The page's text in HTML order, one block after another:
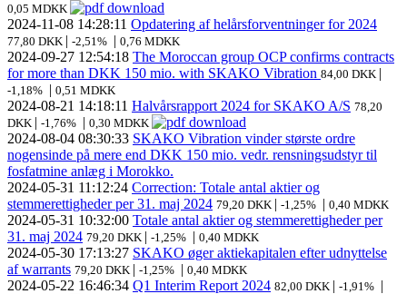
0,05 MDKK
2024-11-08 14:28:11 Opdatering af helårsforventninger for 2024
77,80 DKK | -2,51% | 0,76 MDKK
2024-09-27 12:54:18 The Moroccan group OCP confirms contracts
for more than DKK 150 mio. with SKAKO Vibration 84,00 DKK |
-1,18% | 0,51 MDKK
2024-08-21 14:18:11 Halvårsrapport 2024 for SKAKO A/S 78,20
DKK | -1,76% | 0,30 MDKK
2024-08-04 08:30:33 SKAKO Vibration vinder største ordre
nogensinde på mere end DKK 150 mio. vedr. rensningsudstyr til
fosfatmine anlæg i Morokko.
2024-05-31 11:12:24 Correction: Totale antal aktier og
stemmerettigheder per 31. maj 2024 79,20 DKK | -1,25% | 0,40 MDKK
2024-05-31 10:32:00 Totale antal aktier og stemmerettigheder per
31. maj 2024 79,20 DKK | -1,25% | 0,40 MDKK
2024-05-30 17:13:27 SKAKO øger aktiekapitalen efter udnyttelse
af warrants 79,20 DKK | -1,25% | 0,40 MDKK
2024-05-22 16:46:34 Q1 Interim Report 2024 82,00 DKK | -1,91% |